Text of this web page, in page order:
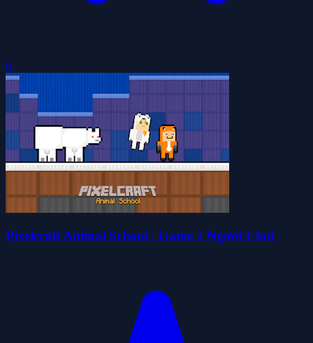
0
Pixelcraft Animal School - Game 2 Người Chơi